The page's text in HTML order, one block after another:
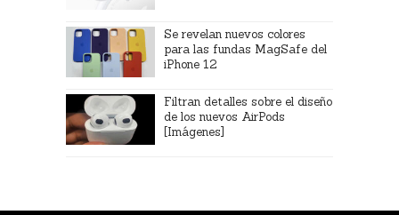
Se revelan nuevos colores
para las fundas MagSafe del
iPhone 12
Filtran detalles sobre el diseño
de los nuevos AirPods
[Imágenes]